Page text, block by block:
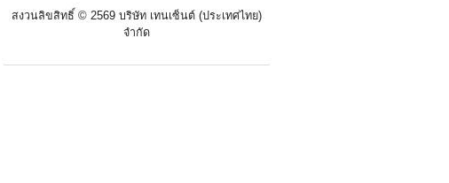
สงวนลิขสิทธิ์ © 2569 บริษัท เทนเซ็นต์ (ประเทศไทย)
จำกัด